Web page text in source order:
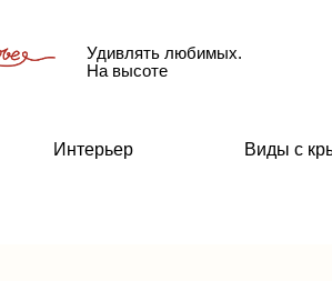
Удивлять любимых.
На высоте
Интерьер Виды с